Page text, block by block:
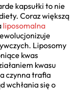
kapsułki to nie
Coraz większą
liposomalna
Liposomy
kwas
kwasu
czynna trafia
wchłania się o